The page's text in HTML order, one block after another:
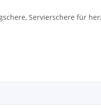
Servierschere für